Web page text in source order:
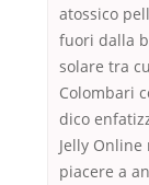
atossico
fuori dalla
solare tra
Colombari
dico
Jelly
piacere a